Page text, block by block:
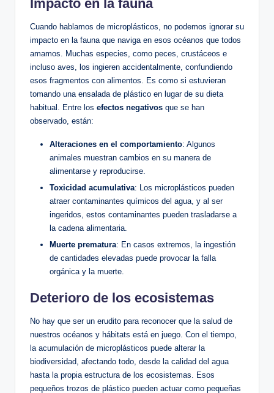
Impacto en la fauna
Cuando hablamos de microplásticos, no podemos ignorar su
impacto en la fauna que naviga en esos océanos que todos
amamos. Muchas especies, como peces, crustáceos e
incluso aves, los ingieren accidentalmente, confundiendo
esos fragmentos con alimentos. Es como si estuvieran
tomando una ensalada de plástico en lugar de su dieta
habitual. Entre los efectos negativos que se han
observado, están:
Alteraciones en el comportamiento: Algunos
animales muestran cambios en su manera de
alimentarse y reproducirse.
Toxicidad acumulativa: Los microplásticos pueden
atraer contaminantes químicos del agua, y al ser
ingeridos, estos contaminantes pueden trasladarse a
la cadena alimentaria.
Muerte prematura: En casos extremos, la ingestión
de cantidades elevadas puede provocar la falla
orgánica y la muerte.
Deterioro de los ecosistemas
No hay que ser un erudito para reconocer que la salud de
nuestros océanos y hábitats está en juego. Con el tiempo,
la acumulación de microplásticos puede alterar la
biodiversidad, afectando todo, desde la calidad del agua
hasta la propia estructura de los ecosistemas. Esos
pequeños trozos de plástico pueden actuar como pequeñas